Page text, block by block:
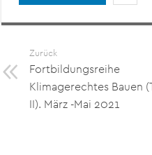
Zurück
Fortbildungsreihe
Klimagerechtes Bauen
II). März -Mai 2021